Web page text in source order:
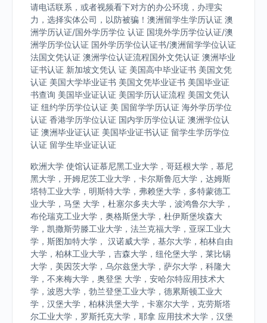
请电话联系，或者视频看下对方的办公环境，办理实
力，选择实体公司，以防被骗！澳洲留学生学历认证 澳
洲学历认证/国外学历学位 认证 国境外学历学位认证/澳
洲学历学位认证 国外学历学位认证书/澳洲留学学位认证
法国文凭认证 澳洲学位认证流程国外文凭认证 澳洲毕业
证书认证 新加坡文凭认 证 美国高中毕业证书 美国文凭
认证 美国大学毕业证书 美国文凭毕业证书 美国毕业证
书查询 美国毕业证认证 美国学历认证流程 美国文凭认
证 纽约学历学位认证 美 国留学学历认证 海外学历学位
认证 香港学历学位认证 国内学历学位认证 澳洲学位认
证 澳洲毕业证认证 美国毕业证书认证 留学生学历学位
认证 留学生毕业证认证
欧洲大学 使馆认证慕尼黑工业大学，哥廷根大学，慕尼
黑大学，开姆尼茨工业大学，卡尔斯鲁厄大学，达姆斯
塔特工业大学，明斯特大学，弗赖堡大学，多特蒙德工
业大学，马堡 大学，杜塞尔多夫大学，波鸿鲁尔大学，
布伦瑞克工业大学，奥格斯堡大学，杜伊斯堡埃森大
学，凯撒斯劳滕工业大学，法兰克福大学，亚琛工业大
学，斯图加特大学， 汉诺威大学，基尔大学，柏林自由
大学，柏林工业大学，吉森大学，纽伦堡大学，莱比锡
大学，美因茨大学，乌尔兹堡大学，萨尔大学，科隆大
学，不来梅大学，奥登堡 大学，安哈尔特应用技术大
学，波恩大学，勃兰登堡工业大学，德累斯顿工业大
学，汉堡大学，柏林洪堡大学，卡塞尔大学，克劳斯塔
尔工业大学，罗斯托克大学，耶拿 应用技术大学，汉堡